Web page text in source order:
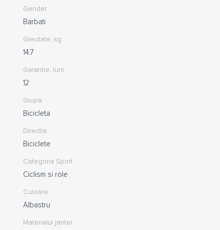
Gender
Barbati
Greutate, kg
14.7
Garantie, luni
12
Grupa
Bicicleta
Directia
Biciclete
Categoria Sport
Ciclism si role
Culoare
Albastru
Materialul jantei